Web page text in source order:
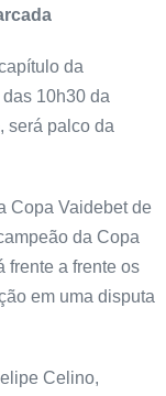
da
10h30 da
será palco da
Copa Vaidebet de
da Copa
frente a frente os
em uma disputa
Celino,